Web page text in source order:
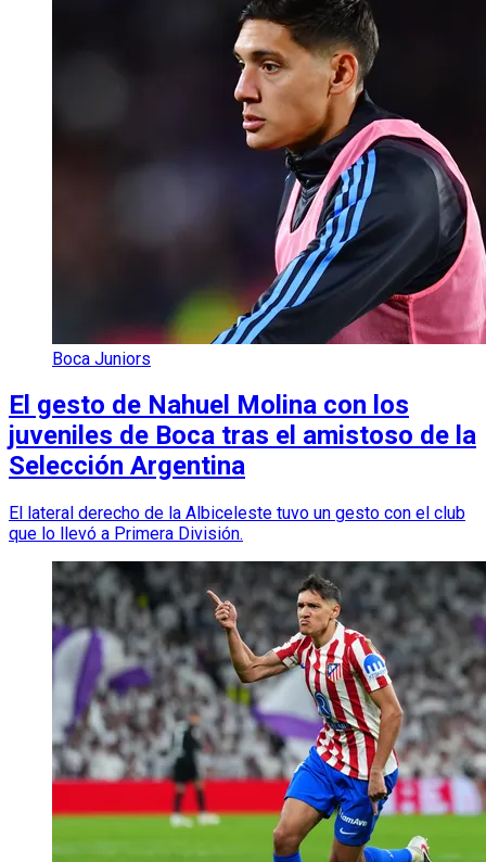
Boca Juniors
El gesto de Nahuel Molina con los
juveniles de Boca tras el amistoso de la
Selección Argentina
El lateral derecho de la Albiceleste tuvo un gesto con el club
que lo llevó a Primera División.